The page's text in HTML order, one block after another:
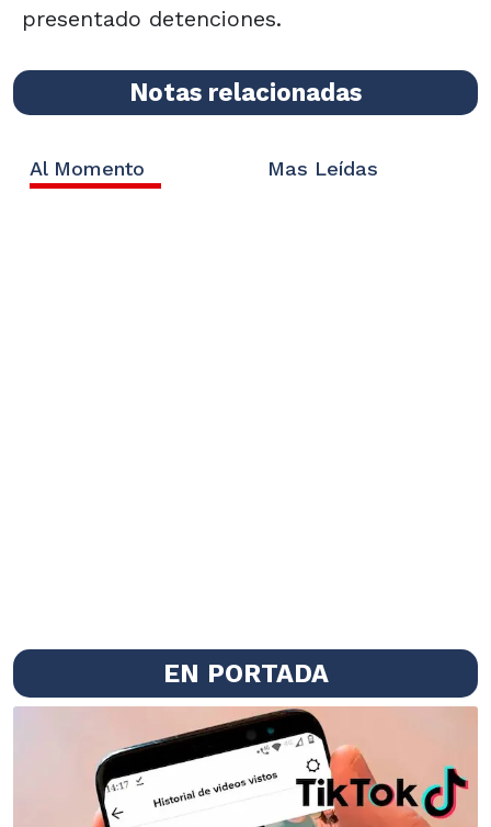
presentado detenciones.
Notas relacionadas
Al Momento Mas Leídas
EN PORTADA